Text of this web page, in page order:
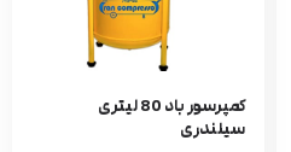
کمپرسور باد 80 لیتری
سیلندری